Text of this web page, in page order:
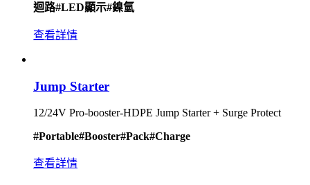
迴路#LED顯示#鎳氫
查看詳情
Jump Starter
12/24V Pro-booster-HDPE Jump Starter + Surge Protect
#Portable#Booster#Pack#Charge
查看詳情